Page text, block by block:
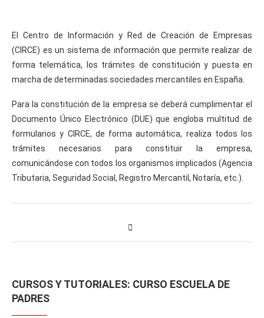
El Centro de Información y Red de Creación de Empresas
(CIRCE) es un sistema de información que permite realizar de
forma telemática, los trámites de constitución y puesta en
marcha de determinadas sociedades mercantiles en España.
Para la constitución de la empresa se deberá cumplimentar el
Documento Único Electrónico (DUE) que engloba multitud de
formularios y CIRCE, de forma automática, realiza todos los
trámites necesarios para constituir la empresa,
comunicándose con todos los organismos implicados (Agencia
Tributaria, Seguridad Social, Registro Mercantil, Notaría, etc.).
CURSOS Y TUTORIALES: CURSO ESCUELA DE
PADRES